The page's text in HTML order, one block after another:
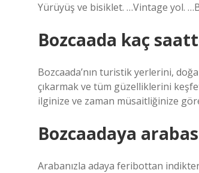
Yürüyüş ve bisiklet. …Vintage yol.
Bozcaada kaç
Bozcaada’nın turistik yerlerini,
çıkarmak ve tüm güzelliklerini
ilginize ve zaman müsaitliğinize
Bozcaadaya
Arabanızla adaya feribottan